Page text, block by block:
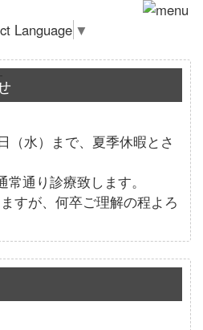
Language ▼
（水）まで、夏季休暇とさ
通り診療致します。
すが、何卒ご理解の程よろ